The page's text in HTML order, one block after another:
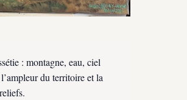
: montagne, eau, ciel
du territoire et la